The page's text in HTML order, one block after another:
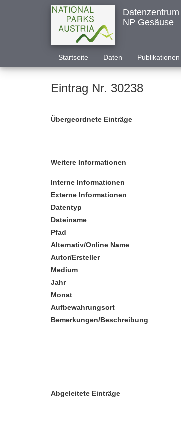
Datenzentrum
NP Gesäuse
Startseite Daten Publikationen
Eintrag Nr. 30238
Übergeordnete Einträge
Weitere Informationen
Interne Informationen
Externe Informationen
Datentyp
Dateiname
Pfad
Alternativ/Online Name
Autor/Ersteller
Medium
Jahr
Monat
Aufbewahrungsort
Bemerkungen/Beschreibung
Abgeleitete Einträge